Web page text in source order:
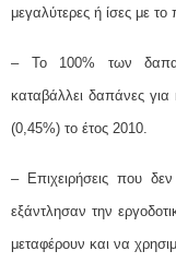
μεγαλύτερες ή ίσες με
– Το 100% των
καταβάλλει δαπάνες για
(0,45%) το έτος 2010.
– Επιχειρήσεις που
εξάντλησαν την
μεταφέρουν και να